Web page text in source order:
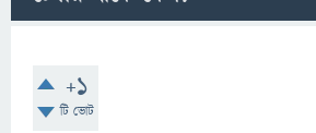
+1
টি ভোট